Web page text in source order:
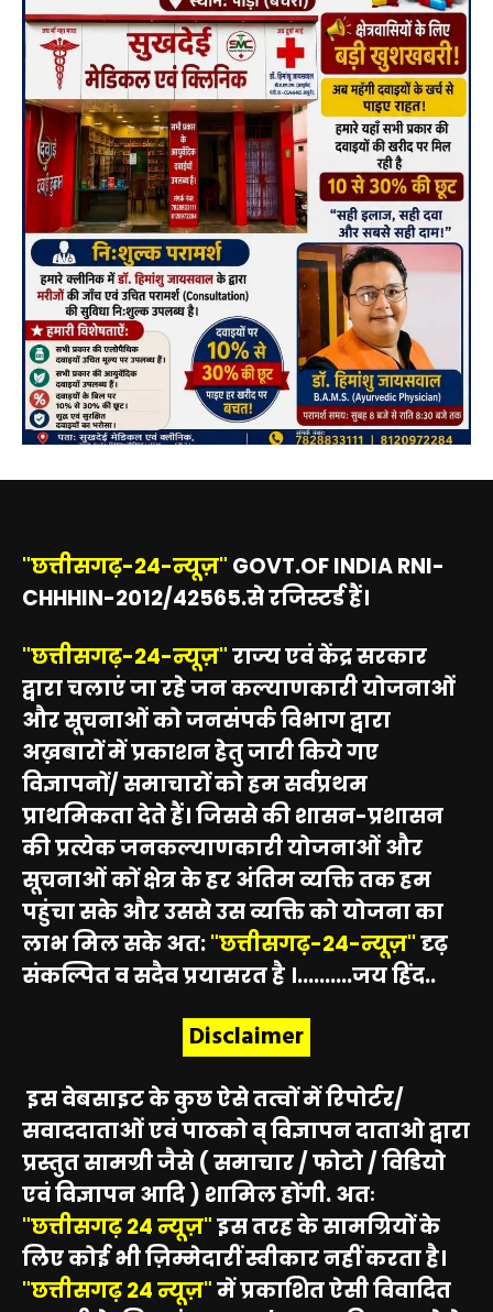
"छत्तीसगढ़-24-न्यूज़" GOVT.OF INDIA RNI-
CHHHIN-2012/42565.से रजिस्टर्ड हैं।
"छत्तीसगढ़-24-न्यूज़"राज्य एवं केंद्र सरकार
द्वारा चलाएं जा रहे जन कल्याणकारी योजनाओं
और सूचनाओं को जनसंपर्क विभाग द्वारा
अख़बारों में प्रकाशन हेतु जारी किये गए
विज्ञापनों/ समाचारों को हम सर्वप्रथम
प्राथमिकता देते हैं। जिससे की शासन-प्रशासन
की प्रत्येक जनकल्याणकारी योजनाओं और
सूचनाओं कों क्षेत्र के हर अंतिम व्यक्ति तक हम
पहुंचा सके और उससे उस व्यक्ति को योजना का
लाभ मिल सके अत:"छत्तीसगढ़-24-न्यूज़"दृढ़
संकल्पित व सदैव प्रयासरत है ।..........जय हिंद..
Disclaimer
इस वेबसाइट के कुछ ऐसे तत्वों में रिपोर्टर/
सवाददाताओं एवं पाठको व् विज्ञापन दाताओ द्वारा
प्रस्तुत सामग्री जैसे ( समाचार / फोटो / विडियो
एवं विज्ञापन आदि ) शामिल होंगी. अतः
"छत्तीसगढ़ 24 न्यूज़"इस तरह के सामग्रियों के
लिए कोई भी ज़िम्मेदारीं स्वीकार नहीं करता है।
"छत्तीसगढ़ 24 न्यूज़"में प्रकाशित ऐसी विवादित